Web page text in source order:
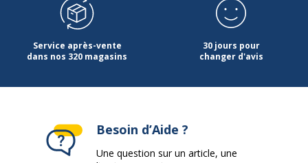
Service après-vente
dans nos 320 magasins
30 jours pour
changer d'avis
Besoin d’Aide ?
Une question sur un article, une